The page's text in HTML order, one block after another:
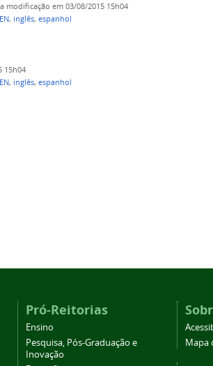
modificação em 03/08/2015 15h04
, inglês, espanhol
15h04
, inglês, espanhol
Pró-Reitorias
Ensino
Pesquisa, Pós-Graduação e
Inovação
Mapa